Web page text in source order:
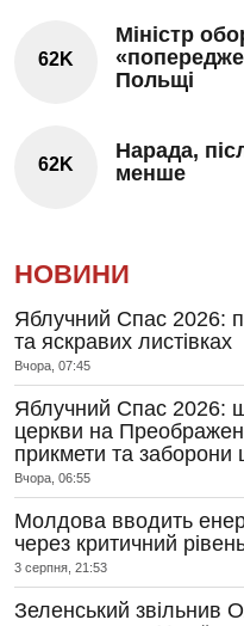
62K
Міністр
Польщі
62K
Нарада,
менше
НОВИНИ
Яблучний Спас 2026:
та яскравих листівках
Вчора, 07:45
Яблучний Спас 2026:
церкви на
прикмети та заборони
Вчора, 06:55
Молдова вводить
через критичний
3 серпня, 21:53
Зеленський звільнив